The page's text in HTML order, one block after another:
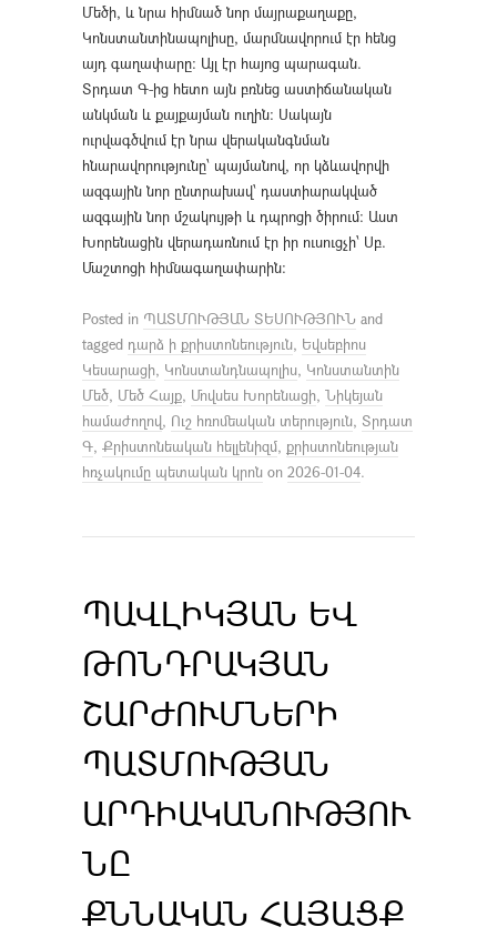
Մեծի, և նրա հիմնած նոր մայրաքաղաքը,
Կոնստանտինապոլիսը, մարմնավորում էր հենց
այդ գաղափարը։ Այլ էր հայոց պարագան.
Տրդատ Գ-ից հետո այն բռնեց աստիճանական
անկման և քայքայման ուղին։ Սակայն
ուրվագծվում էր նրա վերականգնման
հնարավորությունը՝ պայմանով, որ կձևավորվի
ազգային նոր ընտրախավ՝ դաստիարակված
ազգային նոր մշակույթի և դպրոցի ծիրում։ Աստ
Խորենացին վերադառնում էր իր ուսուցչի՝ Սբ.
Մաշտոցի հիմնագաղափարին։
Posted in ՊԱՏՄՈՒԹՅԱՆ ՏԵՍՈՒԹՅՈՒՆ and
tagged դարձ ի քրիստոնեություն, Եվսեբիոս
Կեսարացի, Կոնստանդնապոլիս, Կոնստանտին
Մեծ, Մեծ Հայք, Մովսես Խորենացի, Նիկեյան
համաժողով, Ուշ հռոմեական տերություն, Տրդատ
Գ, Քրիստոնեական հելլենիզմ, քրիստոնեության
հռչակումը պետական կրոն on 2026-01-04.
ՊԱՎԼԻԿՅԱՆ ԵՎ
ԹՈՆԴՐԱԿՅԱՆ
ՇԱՐԺՈՒՄՆԵՐԻ
ՊԱՏՄՈՒԹՅԱՆ
ԱՐԴԻԱԿԱՆՈՒԹՅՈՒ
ՆԸ
ՔՆՆԱԿԱՆ ՀԱՅԱՑՔ